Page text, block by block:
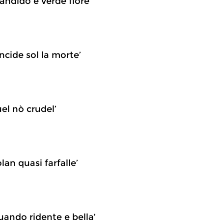
sol la morte’
nò crudel’
quasi farfalle’
ridente e bella’